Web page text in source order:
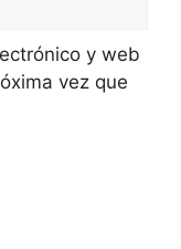
y web
vez que